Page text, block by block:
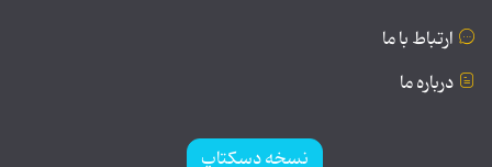
ارتباط با ما
درباره ما
نسخه دسکتاپ